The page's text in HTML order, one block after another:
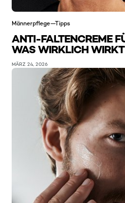
Männerpflege—Tipps
ANTI-FALTENCREME
WAS WIRKLICH WIRKT
MÄRZ 24, 2026